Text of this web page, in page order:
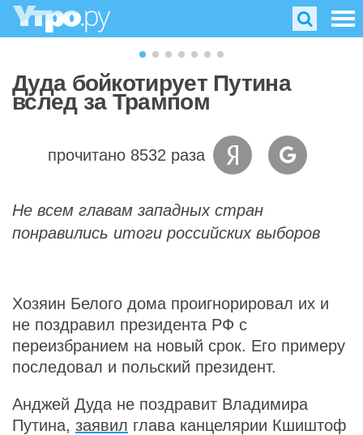
Дуда бойкотирует Путина
вслед за Трампом
прочитано 8532 раза
Не всем главам западных стран
понравились итоги российских выборов
Хозяин Белого дома проигнорировал их и
не поздравил президента РФ с
переизбранием на новый срок. Его примеру
последовал и польский президент.
Анджей Дуда не поздравит Владимира
Путина, заявил глава канцелярии Кшиштоф